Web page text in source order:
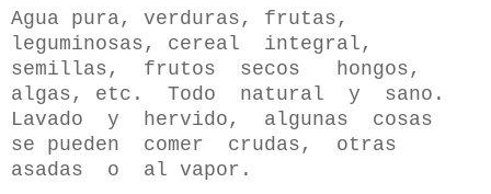
Agua pura, verduras, frutas,
leguminosas, cereal integral,
semillas, frutos secos hongos,
algas, etc. Todo natural y sano.
Lavado y hervido, algunas cosas
se pueden comer crudas, otras
asadas o al vapor.